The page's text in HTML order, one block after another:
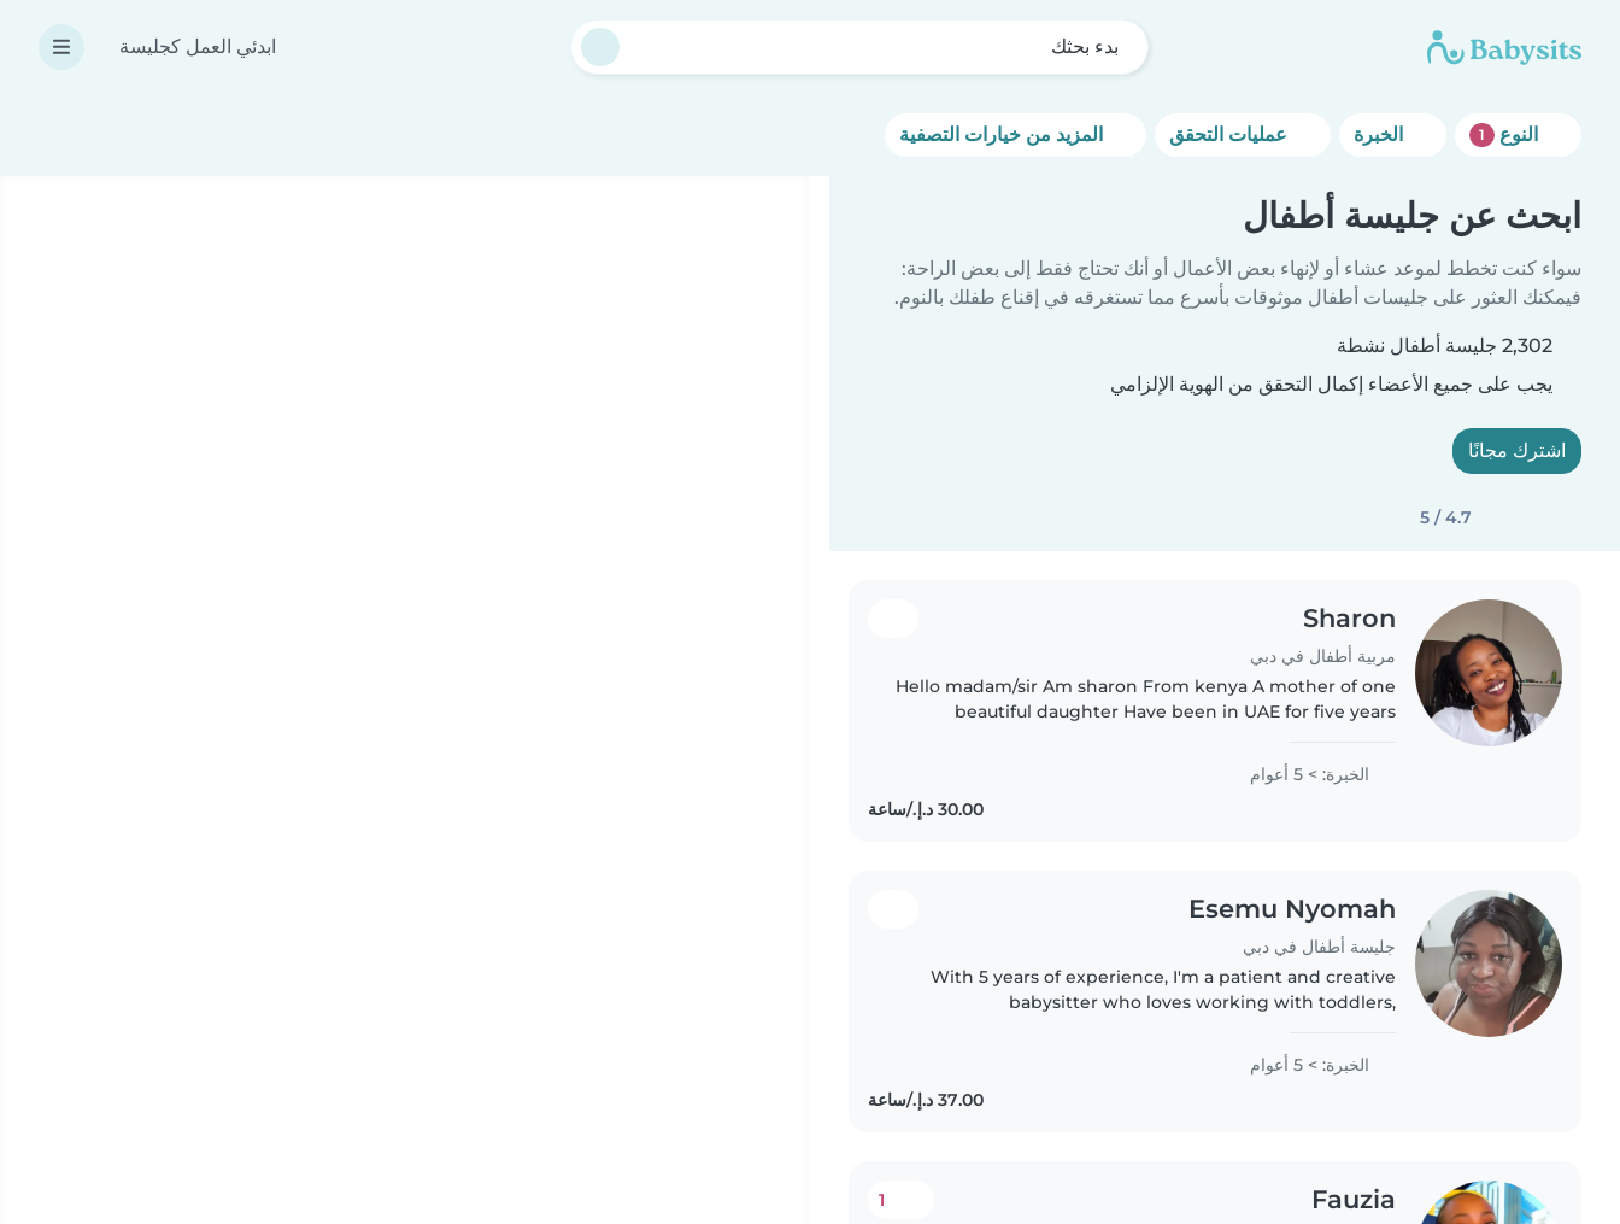
بدء بحثك ابدئي العمل كجليسة
1 المزيد من خيارات التصفية
ابحث عن جليسة أطفال
سواء كنت تخطط لموعد عشاء أو لإنهاء بعض الأعمال أو أنك تحتاج فقط إلى بعض الراحة:
فيمكنك العثور على جليسات أطفال موثوقات بأسرع مما تستغرقه في إقناع طفلك بالنوم.
2,302 جليسة أطفال نشطة
يجب على جميع الأعضاء إكمال التحقق من الهوية الإلزامي
اشترك مجانًا
4.7 / 5
Sharon
مربية أطفال في دبي
Hello madam/sir Am sharon From kenya A mother of one
beautiful daughter Have been in UAE for five years
for 5yrs l have experience..
الخبرة: > 5 أعوام
Esemu Nyomah
جليسة أطفال في دبي
With 5 years of experience, I'm a patient and creative
babysitter who loves working with toddlers,
experience with autism and am comfortable..
الخبرة: > 5 أعوام
Fauzia
1